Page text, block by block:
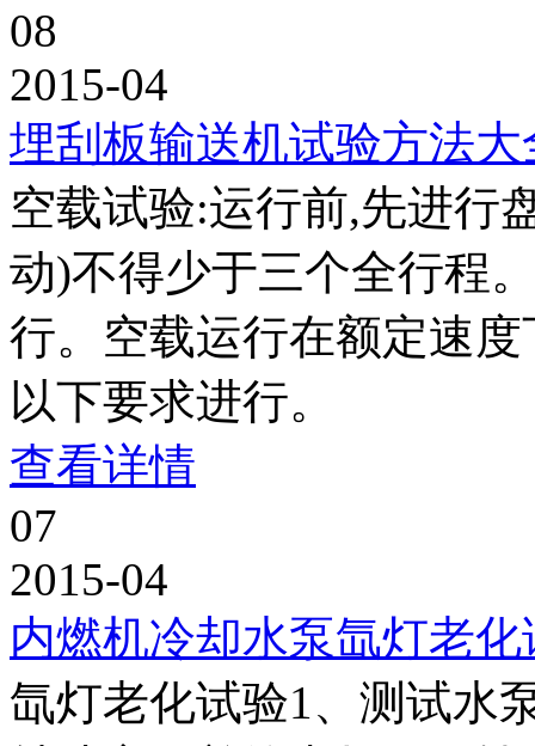
08
2015-04
埋刮板输送机试验方法大
空载试验:运行前,先进行
动)不得少于三个全行程
行。空载运行在额定速
以下要求进行。
查看详情
07
2015-04
内燃机冷却水泵氙灯老
氙灯老化试验1、测试水